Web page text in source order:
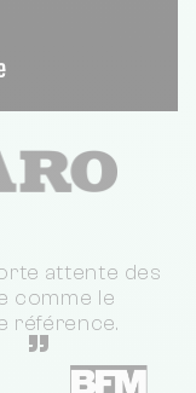
attente des
comme le
référence.
”